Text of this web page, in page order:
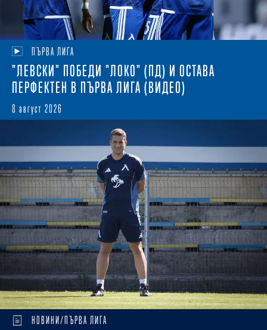
ПЪРВА ЛИГА
"ЛЕВСКИ" ПОБЕДИ "ЛОКО" (ПД) И ОСТАВА
ПЕРФЕКТЕН В ПЪРВА ЛИГА (ВИДЕО)
8 август 2026
НОВИНИ/ПЪРВА ЛИГА